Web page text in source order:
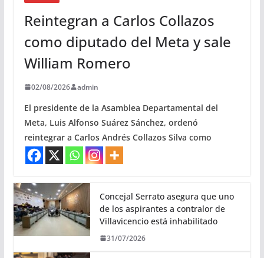
Reintegran a Carlos Collazos
como diputado del Meta y sale
William Romero
02/08/2026 admin
El presidente de la Asamblea Departamental del
Meta, Luis Alfonso Suárez Sánchez, ordenó
reintegrar a Carlos Andrés Collazos Silva como
Concejal Serrato asegura que uno
de los aspirantes a contralor de
Villavicencio está inhabilitado
31/07/2026